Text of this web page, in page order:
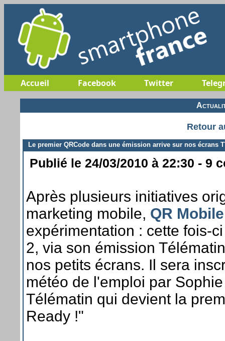
Accueil Facebook Twitter
Retour
Le premier QRCode dans une émission arrive sur nos écrans
Publié le 24/03/2010 à 22:30 - 9
Après plusieurs initiatives
marketing mobile, QR Mobile
expérimentation : cette fois-
2, via son émission
nos petits écrans. Il sera
météo de l'emploi par
Télématin qui devient la
Ready !"